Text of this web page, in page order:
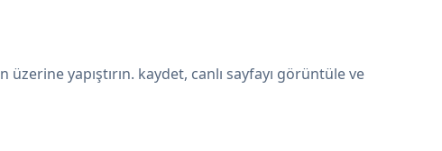
yapıştırın. kaydet, canlı sayfayı görüntüle ve